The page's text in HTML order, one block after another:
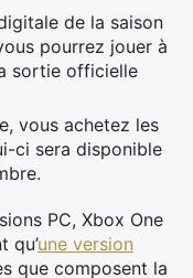
de la saison
pourrez jouer à
sortie officielle
vous achetez les
ci sera disponible
PC, Xbox One
qu’une version
que composent la